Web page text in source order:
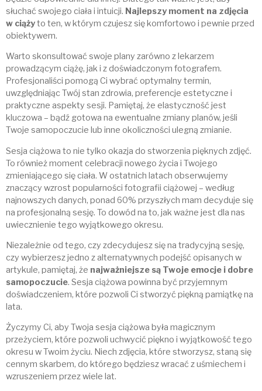
słuchać swojego ciała i intuicji. Najlepszy moment na zdjęcia
w ciążyto ten, w którym czujesz się komfortowo i pewnie przed
obiektywem.
Warto skonsultować swoje plany zarówno z lekarzem
prowadzącym ciążę, jak i z doświadczonym fotografem.
Profesjonaliści pomogą Ci wybrać optymalny termin,
uwzględniając Twój stan zdrowia, preferencje estetyczne i
praktyczne aspekty sesji. Pamiętaj, że elastyczność jest
kluczowa – bądź gotowa na ewentualne zmiany planów, jeśli
Twoje samopoczucie lub inne okoliczności ulegną zmianie.
Sesja ciążowa to nie tylko okazja do stworzenia pięknych zdjęć.
To również moment celebracji nowego życia i Twojego
zmieniającego się ciała. W ostatnich latach obserwujemy
znaczący wzrost popularności fotografii ciążowej – według
najnowszych danych, ponad 60% przyszłych mam decyduje się
na profesjonalną sesję. To dowód na to, jak ważne jest dla nas
uwiecznienie tego wyjątkowego okresu.
Niezależnie od tego, czy zdecydujesz się na tradycyjną sesję,
czy wybierzesz jedno z alternatywnych podejść opisanych w
artykule, pamiętaj, że najważniejsze są Twoje emocje i dobre
samopoczucie. Sesja ciążowa powinna być przyjemnym
doświadczeniem, które pozwoli Ci stworzyć piękną pamiątkę na
lata.
Życzymy Ci, aby Twoja sesja ciążowa była magicznym
przeżyciem, które pozwoli uchwycić piękno i wyjątkowość tego
okresu w Twoim życiu. Niech zdjęcia, które stworzysz, staną się
cennym skarbem, do którego będziesz wracać z uśmiechem i
wzruszeniem przez wiele lat.